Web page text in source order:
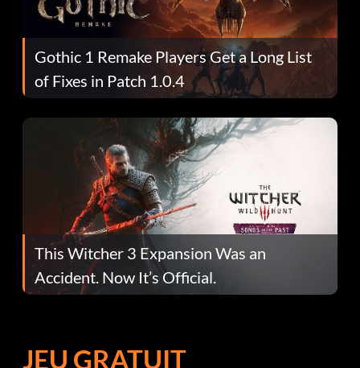
Gothic 1 Remake Players Get a Long List
of Fixes in Patch 1.0.4
This Witcher 3 Expansion Was an
Accident. Now It’s Official.
JEU GRATUIT